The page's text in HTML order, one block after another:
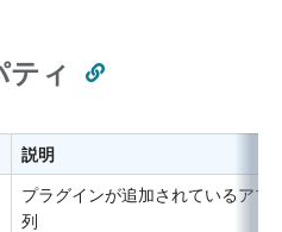
ティ
説明
プラグインが追加されているアプ
列